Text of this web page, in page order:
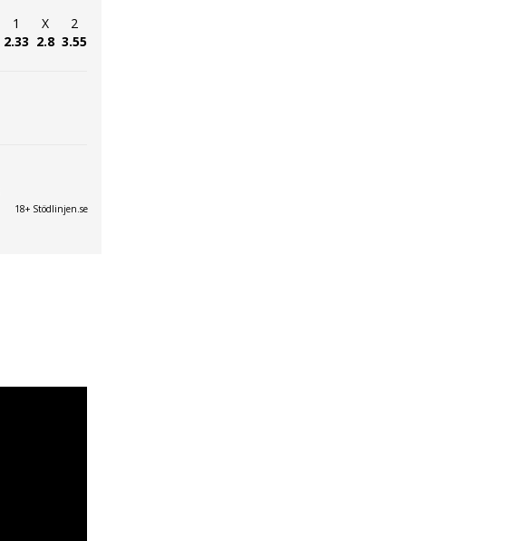
1
2.33
X
2.8
2
3.55
18+ Stödlinjen.se